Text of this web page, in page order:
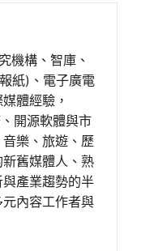
機構、智庫、
紙)、電子廣電
體經驗，
開源軟體與市
樂、旅遊、歷
舊媒體人、熟
產業趨勢的半
內容工作者與